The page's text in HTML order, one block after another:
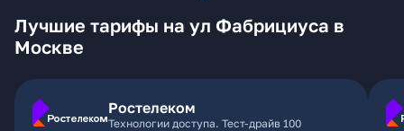
Лучшие тарифы на ул Фабрициуса в
Москве
Ростелеком
Технологии доступа. Тест-драйв 100